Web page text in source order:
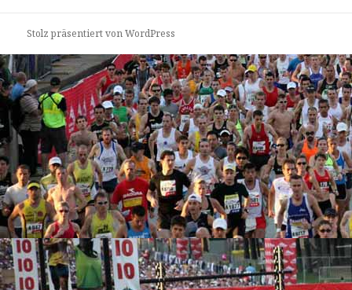
Stolz präsentiert von WordPress